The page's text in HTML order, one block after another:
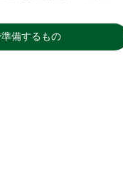
備するもの